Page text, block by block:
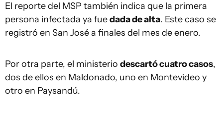
El reporte del MSP también indica que la primera
persona infectada ya fuedada de alta. Este caso se
registró en San José a finales del mes de enero.
Por otra parte, el ministerio descartó cuatro casos,
dos de ellos en Maldonado, uno en Montevideo y
otro en Paysandú.